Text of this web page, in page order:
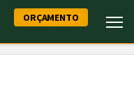
ORÇAMENTO